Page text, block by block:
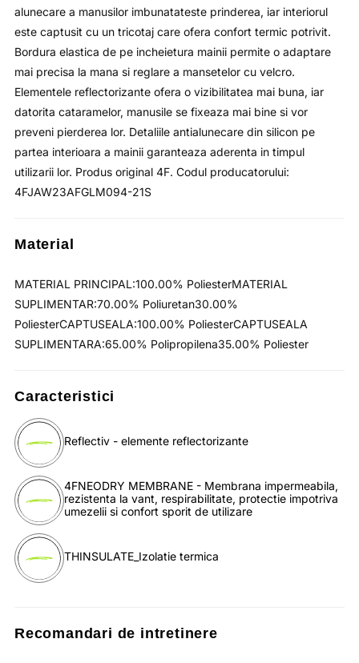
alunecare a manusilor imbunatateste prinderea, iar interiorul
este captusit cu un tricotaj care ofera confort termic potrivit.
Bordura elastica de pe incheietura mainii permite o adaptare
mai precisa la mana si reglare a mansetelor cu velcro.
Elementele reflectorizante ofera o vizibilitatea mai buna, iar
datorita cataramelor, manusile se fixeaza mai bine si vor
preveni pierderea lor. Detaliile antialunecare din silicon pe
partea interioara a mainii garanteaza aderenta in timpul
utilizarii lor. Produs original 4F. Codul producatorului:
4FJAW23AFGLM094-21S
Material
MATERIAL PRINCIPAL:100.00% PoliesterMATERIAL
SUPLIMENTAR:70.00% Poliuretan30.00%
PoliesterCAPTUSEALA:100.00% PoliesterCAPTUSEALA
SUPLIMENTARA:65.00% Polipropilena35.00% Poliester
Caracteristici
Reflectiv - elemente reflectorizante
4FNEODRY MEMBRANE - Membrana impermeabila,
rezistenta la vant, respirabilitate, protectie impotriva
umezelii si confort sporit de utilizare
THINSULATE_Izolatie termica
Recomandari de intretinere